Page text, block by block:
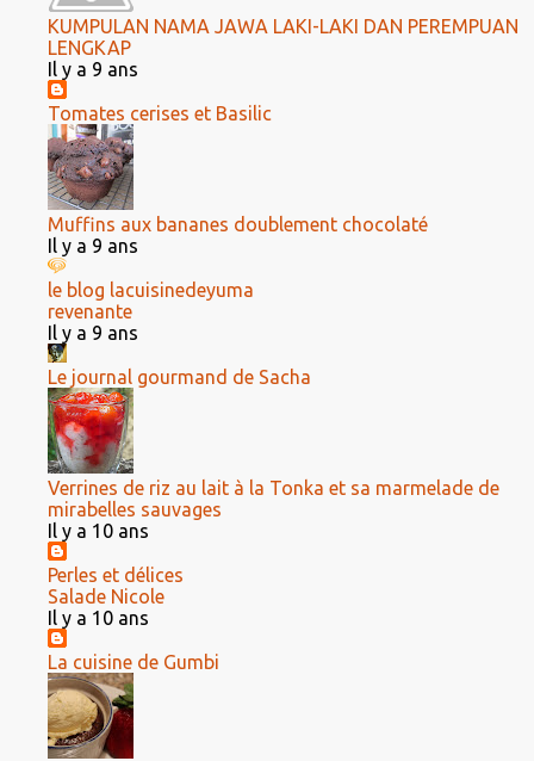
KUMPULAN NAMA JAWA LAKI-LAKI DAN PEREMPUAN
LENGKAP
Il y a 9 ans
Tomates cerises et Basilic
Muffins aux bananes doublement chocolaté
Il y a 9 ans
le blog lacuisinedeyuma
revenante
Il y a 9 ans
Le journal gourmand de Sacha
Verrines de riz au lait à la Tonka et sa marmelade de
mirabelles sauvages
Il y a 10 ans
Perles et délices
Salade Nicole
Il y a 10 ans
La cuisine de Gumbi